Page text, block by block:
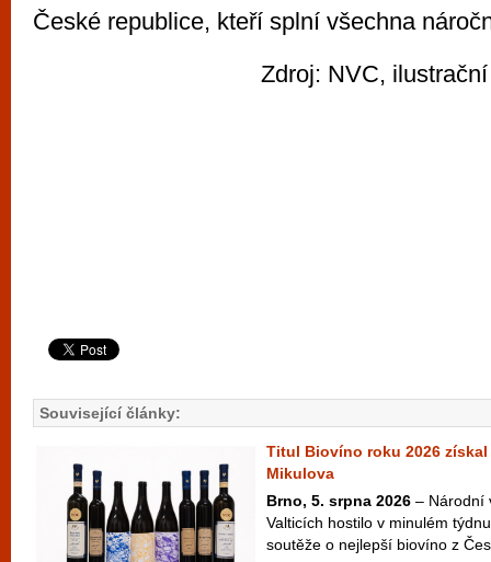
České republice, kteří splní všechna
Zdroj: NVC,
Související články:
Titul Biovíno roku 2026
Mikulova
Brno, 5. srpna 2026 – Národní
Valticích hostilo v minulém
soutěže o nejlepší biovíno z